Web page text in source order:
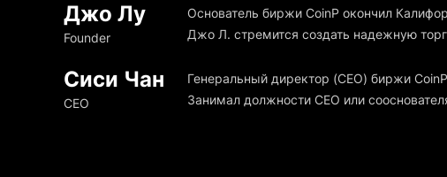
Джо Лу
Founder
Основатель биржи CoinP окончил
Джо Л. стремится создать надежную
Сиси Чан
CEO
Генеральный директор (CEO) биржи
Занимал должности CEO или